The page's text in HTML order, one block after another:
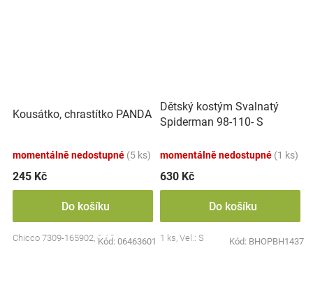
Kousátko, chrastítko PANDA
momentálně nedostupné (5 ks)
245 Kč
Do košíku
Chicco 7309-165902, 0-18m
Kód: 06463601
Dětský kostým Svalnatý
Spiderman 98-110- S
momentálně nedostupné (1 ks)
630 Kč
Do košíku
1 ks, Vel.: S Kód: BHOPBH1437